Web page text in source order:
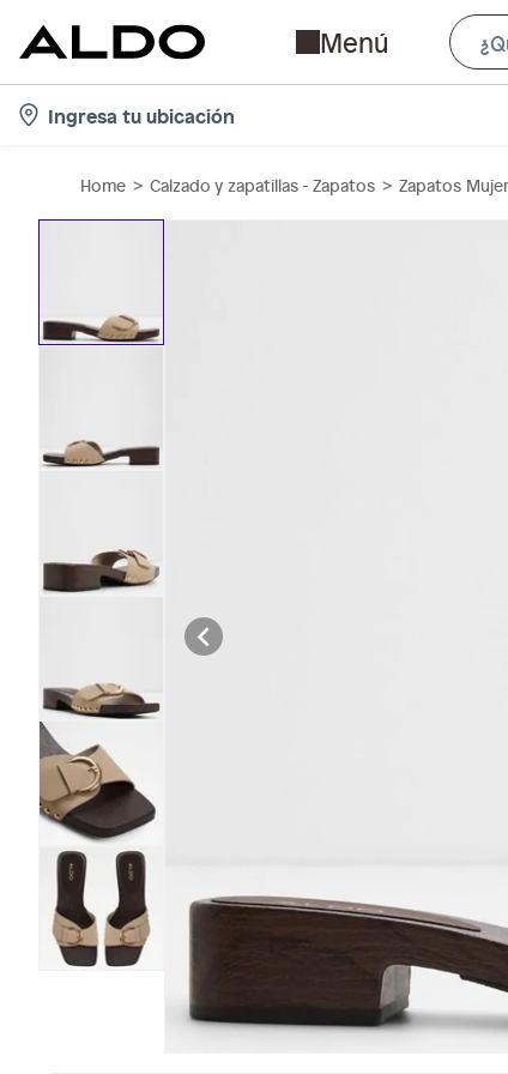
Menú
Ingresa tu ubicación
Home Calzado y zapatillas - Zapatos Zapatos Mujer